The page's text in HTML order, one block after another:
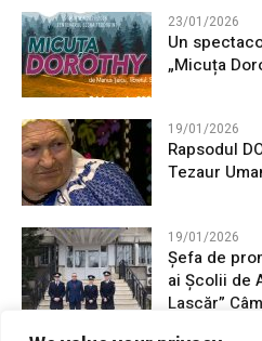
23/01/2026
Un
„Micuța
19/01/2026
Rapsodul
Tezaur
19/01/2026
Șefa de
ai Școlii de
Lascăr”